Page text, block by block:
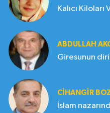
Kalıcı
ABDULLAH
Giresunun
CIHANGIR
İslam